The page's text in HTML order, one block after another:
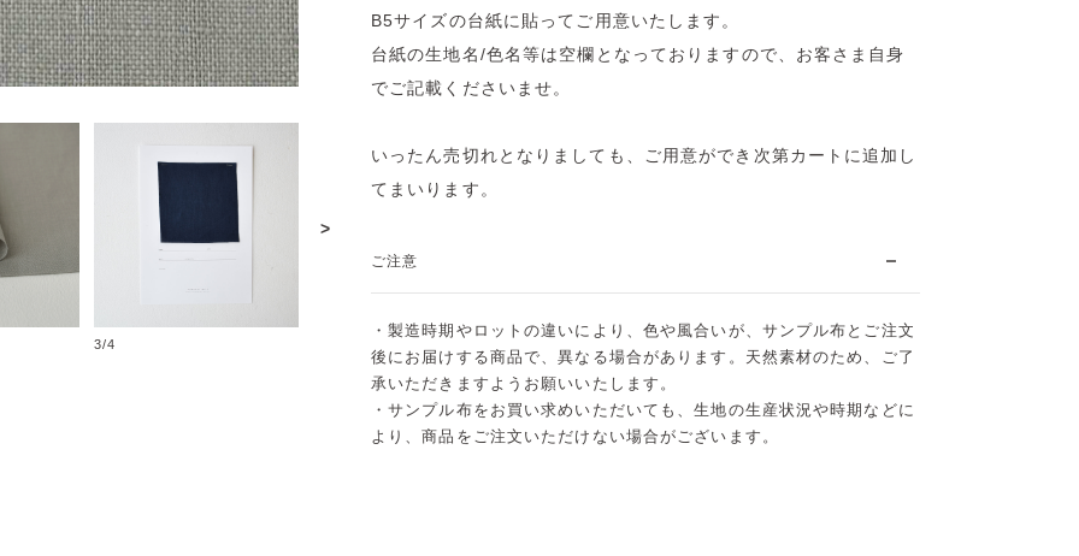
3/4
>
B5サイズの台紙に貼ってご用意いたします。
台紙の生地名/色名等は空欄となっておりますので、お客さま自身
でご記載くださいませ。
いったん売切れとなりましても、ご用意ができ次第カートに追加し
てまいります。
ご注意
・製造時期やロットの違いにより、色や風合いが、サンプル布とご注文
後にお届けする商品で、異なる場合があります。天然素材のため、ご了
承いただきますようお願いいたします。
・サンプル布をお買い求めいただいても、生地の生産状況や時期などに
より、商品をご注文いただけない場合がございます。